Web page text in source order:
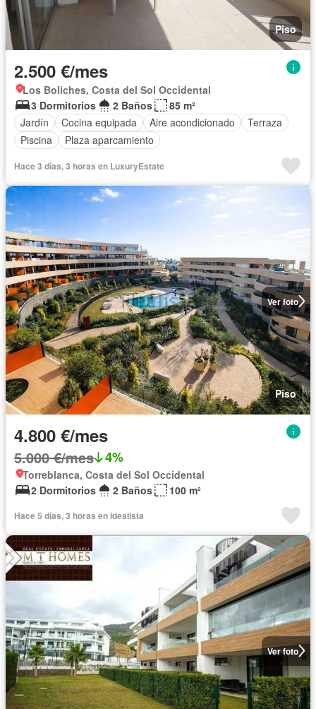
Piso
2.500 €/mes
Los Boliches, Costa del Sol Occidental
3 Dormitorios
2 Baños
85 m²
Jardín
Cocina equipada Aire acondicionado
Terraza
Piscina
Plaza aparcamiento
Hace 3 días, 3 horas en LuxuryEstate
Ver foto
Piso
4.800 €/mes
5.000 €/mes 4%
Torreblanca, Costa del Sol Occidental
2 Dormitorios
2 Baños 100 m²
Hace 5 días, 3 horas en idealista
Ver foto